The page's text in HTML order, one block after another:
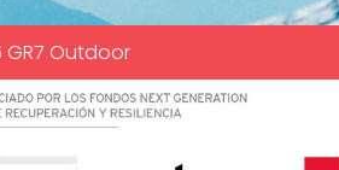
Outdoor